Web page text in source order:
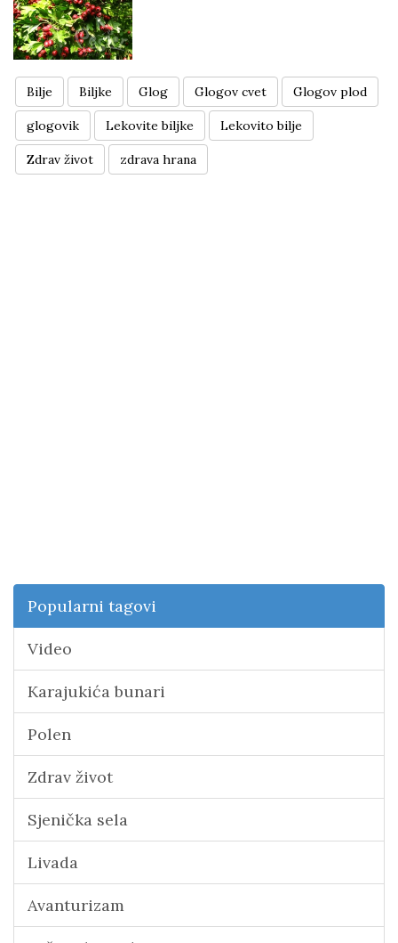
Bilje Biljke Glog Glogov cvet Glogov plod
glogovik Lekovite biljke Lekovito bilje
Zdrav život zdrava hrana
Popularni tagovi
Video
Karajukića bunari
Polen
Zdrav život
Sjenička sela
Livada
Avanturizam